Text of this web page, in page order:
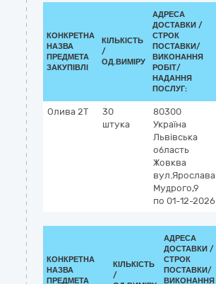
КОНКРЕТНА
НАЗВА
ПРЕДМЕТА
ЗАКУПІВЛІ
КІЛЬКІСТЬ
/
ОД.ВИМІРУ
АДРЕСА
ДОСТАВКИ /
СТРОК
ПОСТАВКИ/
ВИКОНАННЯ
РОБІТ/
НАДАННЯ
ПОСЛУГ:
Олива 2Т
30
штука
80300
Україна
Львівська
область
Жовква
вул.Ярослава
Мудрого,9
по 01-12-2026
КОНКРЕТНА
НАЗВА
ПРЕДМЕТА
КІЛЬКІСТЬ
/
АДРЕСА
ДОСТАВКИ /
СТРОК
ПОСТАВКИ/
ВИКОНАННЯ